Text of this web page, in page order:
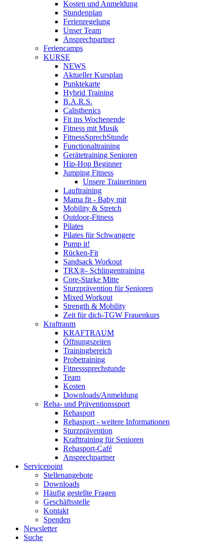
Kosten und Anmeldung
Stundenplan
Ferienregelung
Unser Team
Ansprechpartner
Feriencamps
KURSE
NEWS
Aktueller Kursplan
Punktekarte
Hybrid Training
B.A.R.S.
Calisthenics
Fit ins Wochenende
Fitness mit Musik
FitnessSprechStunde
Functionaltraining
Gerätetraining Senioren
Hip-Hop Beginner
Jumping Fitness
Unsere Trainerinnen
Lauftraining
Mama fit - Baby mit
Mobility & Stretch
Outdoor-Fitness
Pilates
Pilates für Schwangere
Pump it!
Rücken-Fit
Sandsack Workout
TRX®- Schlingentraining
Core-Starke Mitte
Sturzprävention für Senioren
Mixed Workout
Strength & Mobility
Zeit für dich-TGW Frauenkurs
Kraftraum
KRAFTRAUM
Öffnungszeiten
Trainingbereich
Probetraining
Fitnesssprechstunde
Team
Kosten
Downloads/Anmeldung
Reha- und Präventionssport
Rehasport
Rehasport - weitere Informationen
Sturzprävention
Krafttraining für Senioren
Rehasport-Café
Ansprechpartner
Servicepoint
Stellenangebote
Downloads
Häufig gestellte Fragen
Geschäftsstelle
Kontakt
Spenden
Newsletter
Suche